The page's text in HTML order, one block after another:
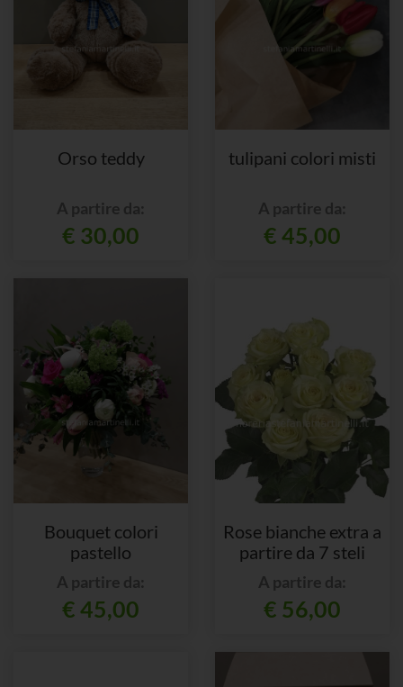
Orso teddy
A partire da:
€ 30,00
tulipani colori misti
A partire da:
€ 45,00
Bouquet colori
pastello
A partire da:
€ 45,00
Rose bianche extra a
partire da 7 steli
A partire da:
€ 56,00